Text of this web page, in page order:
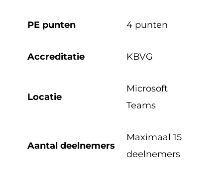
PE punten 4 punten
Accreditatie KBVG
Locatie
Microsoft
Teams
Aantal deelnemers
Maximaal 15
deelnemers